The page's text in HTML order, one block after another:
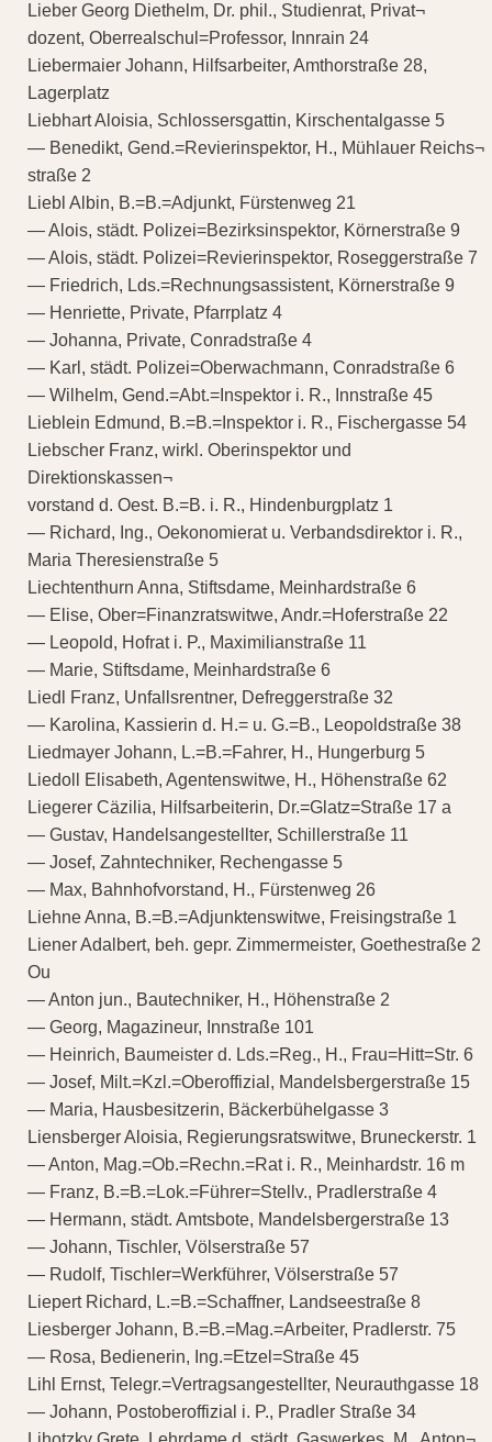
Lieber Georg Diethelm, Dr. phil., Studienrat, Privat¬
dozent, Oberrealschul=Professor, Innrain 24
Liebermaier Johann, Hilfsarbeiter, Amthorstraße 28,
Lagerplatz
Liebhart Aloisia, Schlossersgattin, Kirschentalgasse 5
— Benedikt, Gend.=Revierinspektor, H., Mühlauer Reichs¬
straße 2
Liebl Albin, B.=B.=Adjunkt, Fürstenweg 21
— Alois, städt. Polizei=Bezirksinspektor, Körnerstraße 9
— Alois, städt. Polizei=Revierinspektor, Roseggerstraße 7
— Friedrich, Lds.=Rechnungsassistent, Körnerstraße 9
— Henriette, Private, Pfarrplatz 4
— Johanna, Private, Conradstraße 4
— Karl, städt. Polizei=Oberwachmann, Conradstraße 6
— Wilhelm, Gend.=Abt.=Inspektor i. R., Innstraße 45
Lieblein Edmund, B.=B.=Inspektor i. R., Fischergasse 54
Liebscher Franz, wirkl. Oberinspektor und
Direktionskassen¬
vorstand d. Oest. B.=B. i. R., Hindenburgplatz 1
— Richard, Ing., Oekonomierat u. Verbandsdirektor i. R.,
Maria Theresienstraße 5
Liechtenthurn Anna, Stiftsdame, Meinhardstraße 6
— Elise, Ober=Finanzratswitwe, Andr.=Hoferstraße 22
— Leopold, Hofrat i. P., Maximilianstraße 11
— Marie, Stiftsdame, Meinhardstraße 6
Liedl Franz, Unfallsrentner, Defreggerstraße 32
— Karolina, Kassierin d. H.= u. G.=B., Leopoldstraße 38
Liedmayer Johann, L.=B.=Fahrer, H., Hungerburg 5
Liedoll Elisabeth, Agentenswitwe, H., Höhenstraße 62
Liegerer Cäzilia, Hilfsarbeiterin, Dr.=Glatz=Straße 17 a
— Gustav, Handelsangestellter, Schillerstraße 11
— Josef, Zahntechniker, Rechengasse 5
— Max, Bahnhofvorstand, H., Fürstenweg 26
Liehne Anna, B.=B.=Adjunktenswitwe, Freisingstraße 1
Liener Adalbert, beh. gepr. Zimmermeister, Goethestraße 2
Ou
— Anton jun., Bautechniker, H., Höhenstraße 2
— Georg, Magazineur, Innstraße 101
— Heinrich, Baumeister d. Lds.=Reg., H., Frau=Hitt=Str. 6
— Josef, Milt.=Kzl.=Oberoffizial, Mandelsbergerstraße 15
— Maria, Hausbesitzerin, Bäckerbühelgasse 3
Liensberger Aloisia, Regierungsratswitwe, Bruneckerstr. 1
— Anton, Mag.=Ob.=Rechn.=Rat i. R., Meinhardstr. 16 m
— Franz, B.=B.=Lok.=Führer=Stellv., Pradlerstraße 4
— Hermann, städt. Amtsbote, Mandelsbergerstraße 13
— Johann, Tischler, Völserstraße 57
— Rudolf, Tischler=Werkführer, Völserstraße 57
Liepert Richard, L.=B.=Schaffner, Landseestraße 8
Liesberger Johann, B.=B.=Mag.=Arbeiter, Pradlerstr. 75
— Rosa, Bedienerin, Ing.=Etzel=Straße 45
Lihl Ernst, Telegr.=Vertragsangestellter, Neurauthgasse 18
— Johann, Postoberoffizial i. P., Pradler Straße 34